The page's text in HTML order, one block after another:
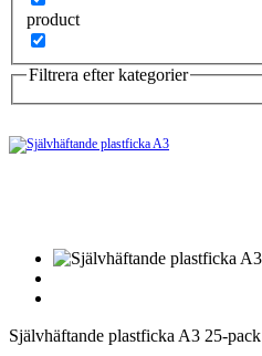
product
Filtrera efter kategorier
Självhäftande plastficka A3 25-pack